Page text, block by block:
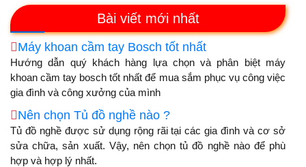
Bài viết mới nhất
Máy khoan cầm tay Bosch tốt nhất
Hướng dẫn quý khách hàng lựa chọn và phân biệt máy
khoan cầm tay bosch tốt nhất để mua sắm phục vụ công việc
gia đình và công xưởng của mình
Nên chọn Tủ đồ nghề nào ?
Tủ đồ nghề được sử dụng rộng rãi tại các gia đình và cơ sở
sửa chữa, sản xuất. Vậy, nên chọn tủ đồ nghề nào để phù
hợp và hợp lý nhất.